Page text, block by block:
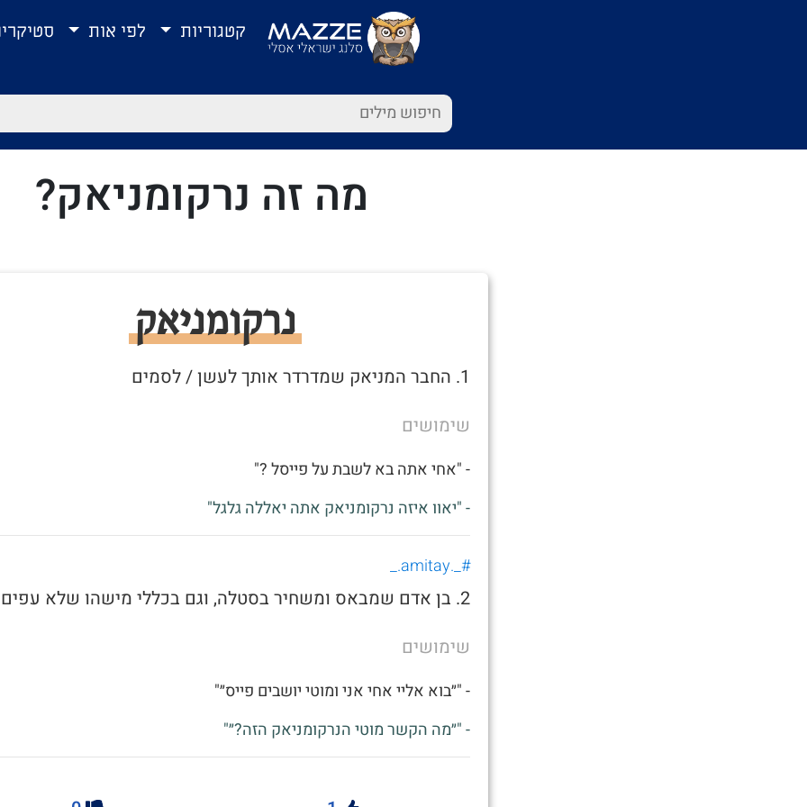
קטגוריות לפי אות
מה זה נרקומניאק?
נרקומניאק
1. החבר המניאק שמדרדר אותך לעשן / לסמים
שימושים
- "אחי אתה בא לשבת על פייסל ?"
- "יאוו איזה נרקומניאק אתה יאללה גלגל"
#_.amitay._
2. בן אדם שמבאס ומשחיר בסטלה, וגם בכללי מישהו שלא עפים עליו
שימושים
- "״בוא אליי אחי אני ומוטי יושבים פייס״"
- "״מה הקשר מוטי הנרקומניאק הזה?״"